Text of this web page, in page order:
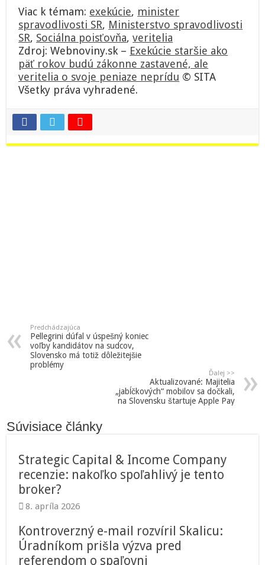
Viac k témam: exekúcie, minister
spravodlivosti SR, Ministerstvo spravodlivosti
SR, Sociálna poisťovňa,veritelia
Zdroj: Webnoviny.sk – Exekúcie staršie ako
päť rokov budú zákonne zastavené, ale
veritelia o svoje peniaze neprídu © SITA
Všetky práva vyhradené.
Predchádzajúca
Pellegrini dúfal v úspešný koniec
voľby kandidátov na sudcov,
Slovensko má totiž dôležitejšie
problémy
Ďalej >>
Aktualizované: Majitelia
„jabĺčkových“ mobilov sa dočkali,
na Slovensku štartuje Apple Pay
Súvisiace články
Strategic Capital & Income Company
recenzie: nakoľko spoľahlivý je tento
broker?
8. apríla 2026
Kontroverzný e-mail rozvíril Skalicu:
Úradníkom prišla výzva pred
referendom o spaľovni